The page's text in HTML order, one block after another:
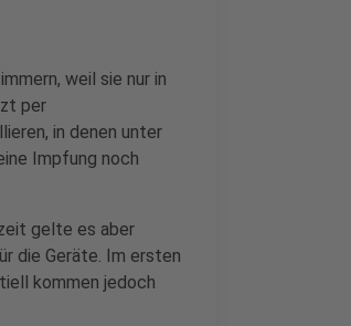
weil sie nur in
per
in denen unter
Impfung noch
gelte es aber
die Geräte. Im ersten
kommen jedoch